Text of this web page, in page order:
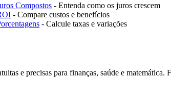
Compostos - Entenda como os juros crescem
- Compare custos e benefícios
- Calcule taxas e variações
e precisas para finanças, saúde e matemática.